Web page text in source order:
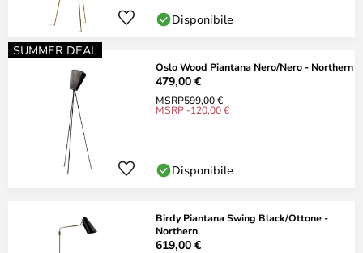
Disponibile
SUMMER DEAL
Oslo Wood Piantana Nero/Nero - Northern
479,00 €
MSRP599,00 €
MSRP -120,00 €
Disponibile
Birdy Piantana Swing Black/Ottone -
Northern
619,00 €